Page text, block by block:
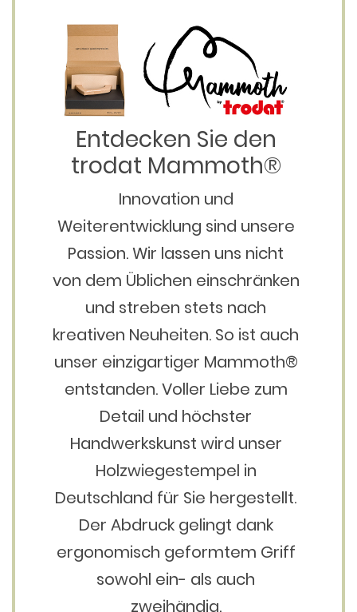
Entdecken Sie den
trodat Mammoth®
Innovation und
Weiterentwicklung sind unsere
Passion. Wir lassen uns nicht
von dem Üblichen einschränken
und streben stets nach
kreativen Neuheiten. So ist auch
unser einzigartiger Mammoth®
entstanden. Voller Liebe zum
Detail und höchster
Handwerkskunst wird unser
Holzwiegestempel in
Deutschland für Sie hergestellt.
Der Abdruck gelingt dank
ergonomisch geformtem Griff
sowohl ein- als auch
zweihändig.